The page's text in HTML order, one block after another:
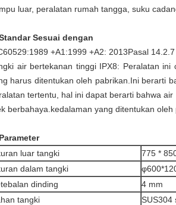
luar, peralatan rumah tangga, suku
Sesuai dengan
+A1:1999 +A2: 2013Pasal
air bertekanan tinggi IPX8: Peralatan
harus ditentukan oleh pabrikan.Ini berarti
tertentu, hal ini dapat berarti bahwa
berbahaya.kedalaman yang ditentukan oleh
luar tangki
775 *
dalam tangki
dinding
4 mm
tangki
SUS304